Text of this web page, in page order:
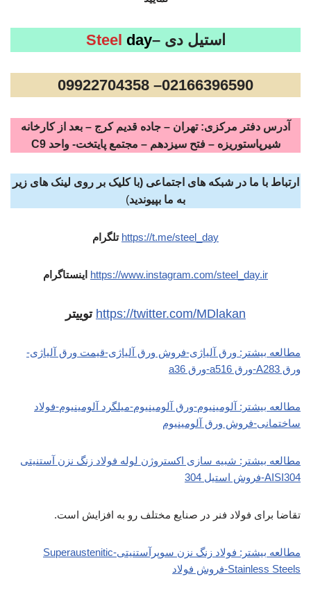
استیل دی – Steel day
02166396590– 09922704358
آدرس دفتر مرکزی: تهران – جاده قدیم کرج – بعد از کارخانه
شیرپاستوریزه – فتح سیزدهم – مجتمع پایتخت- واحد C9
ارتباط با ما در شبکه های اجتماعی (با کلیک بر روی لینک های زیر
به ما بپیوندید)
https://t.me/steel_day تلگرام
https://www.instagram.com/steel_day.ir اینستاگرام
https://twitter.com/MDlakan توییتر
مطالعه بیشتر: ورق آلیاژی-فروش ورق آلیاژی-قیمت ورق آلیاژی-
ورق A283-ورق a516-ورق a36
مطالعه بیشتر: آلومینیوم-ورق آلومینیوم-میلگرد آلومینیوم-فولاد
ساختمانی-فروش ورق آلومینیوم
مطالعه بیشتر: شبیه سازی اکستروژن لوله فولاد زنگ نزن آستنیتی
AISI304-فروش استیل 304
تقاضا برای فولاد فنر در صنایع مختلف رو به افزایش است.
مطالعه بیشتر: فولاد زنگ نزن سوپرآستنیتی-Superaustenitic
Stainless Steels-فروش فولاد